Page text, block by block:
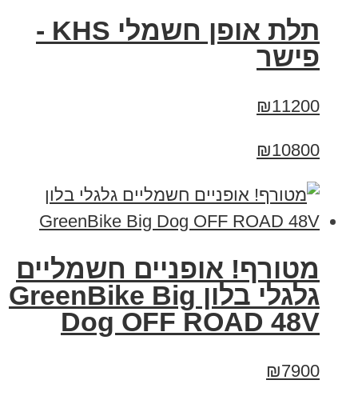
תלת אופן חשמלי KHS -
פישר
₪11200
₪10800
מטורף! אופניים חשמליים
גלגלי בלון GreenBike Big
Dog OFF ROAD 48V
₪7900